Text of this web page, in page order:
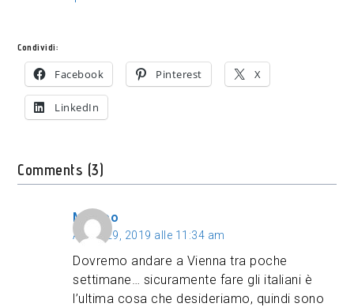
Condividi:
Facebook Pinterest X
LinkedIn
Comments (3)
Matteo
Aprile 29, 2019 alle 11:34 am
Dovremo andare a Vienna tra poche
settimane… sicuramente fare gli italiani è
l’ultima cosa che desideriamo, quindi sono